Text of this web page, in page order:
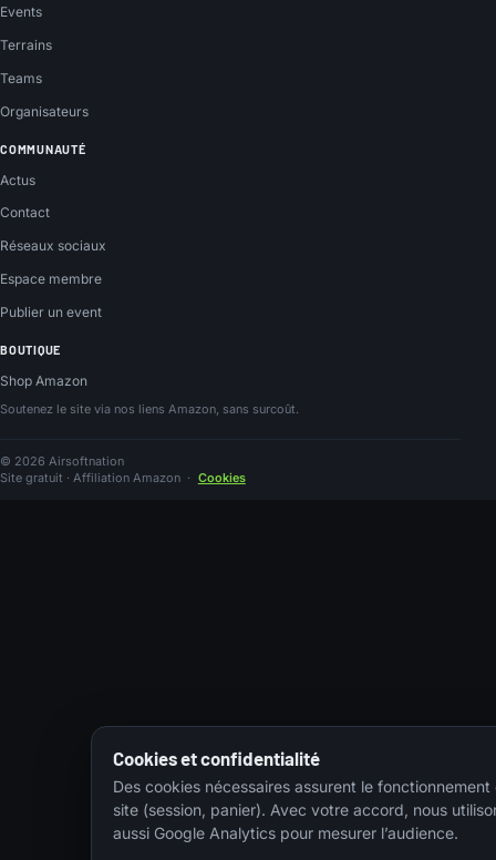
Events
Terrains
Teams
Organisateurs
COMMUNAUTÉ
Actus
Contact
Réseaux sociaux
Espace membre
Publier un event
BOUTIQUE
Shop Amazon
Soutenez le site via nos liens Amazon, sans surcoût.
© 2026 Airsoftnation
Site gratuit · Affiliation Amazon · Cookies
Cookies et confidentialité
Des cookies nécessaires assurent le fonctionnement
site (session, panier). Avec votre accord, nous
aussi Google Analytics pour mesurer l’audience.